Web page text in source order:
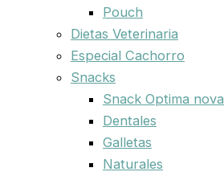
Pouch
Dietas Veterinaria
Especial Cachorro
Snacks
Snack Optima nova
Dentales
Galletas
Naturales